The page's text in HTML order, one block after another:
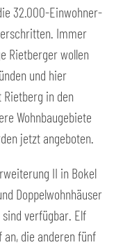
32.000-Einwohner-
Immer
Rietberger wollen
und hier
Rietberg in den
Wohnbaugebiete
jetzt angeboten.
II in Bokel
Doppelwohnhäuser
verfügbar. Elf
an, die anderen fünf